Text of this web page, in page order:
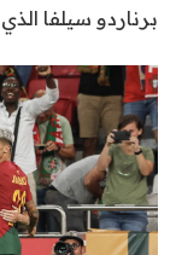
برناردو سيلفا